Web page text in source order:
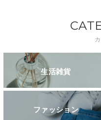
生活雑貨
ファッション